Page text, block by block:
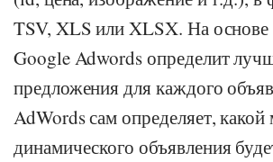
TSV, XLS или XLSX. На основе
Google Adwords определит
предложения для каждого
AdWords сам определяет, какой
динамического объявления